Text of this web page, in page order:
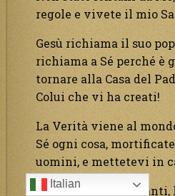
regole e vivete il mio
Gesù richiama il suo
richiama a Sé perché è
tornare alla Casa del
Colui che vi ha creati!
La Verità viene al
Sé ogni cosa,
uomini, e mettetevi in
Sono contati gli
Italian